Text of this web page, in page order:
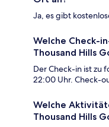
Ja, es gibt
Welche Check-
Thousand Hills
Der Check-in ist zu
22:00 Uhr. Check-
Welche
Thousand Hills